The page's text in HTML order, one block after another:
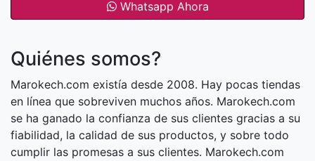
Whatsapp Ahora
Quiénes somos?
Marokech.com existía desde 2008. Hay pocas tiendas
en línea que sobreviven muchos años. Marokech.com
se ha ganado la confianza de sus clientes gracias a su
fiabilidad, la calidad de sus productos, y sobre todo
cumplir las promesas a sus clientes. Marokech.com